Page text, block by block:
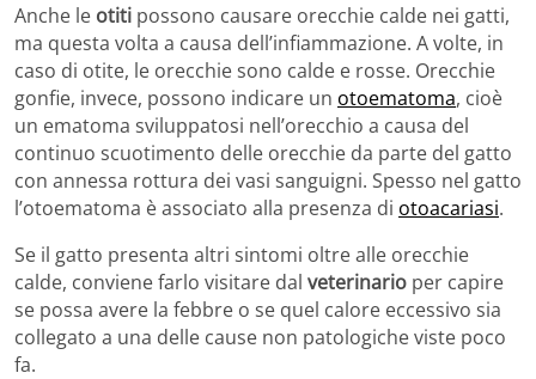
Anche le otiti possono causare orecchie calde nei gatti,
ma questa volta a causa dell’infiammazione. A volte, in
caso di otite, le orecchie sono calde e rosse. Orecchie
gonfie, invece, possono indicare un otoematoma, cioè
un ematoma sviluppatosi nell’orecchio a causa del
continuo scuotimento delle orecchie da parte del gatto
con annessa rottura dei vasi sanguigni. Spesso nel gatto
l’otoematoma è associato alla presenza di otoacariasi.
Se il gatto presenta altri sintomi oltre alle orecchie
calde, conviene farlo visitare dal veterinario per capire
se possa avere la febbre o se quel calore eccessivo sia
collegato a una delle cause non patologiche viste poco
fa.